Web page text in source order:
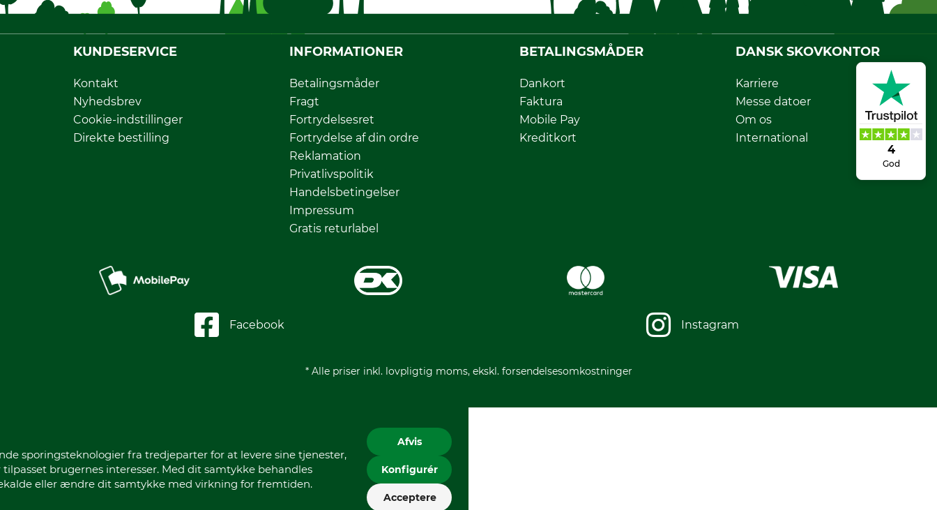
4
God
KUNDESERVICE
Kontakt
Nyhedsbrev
Cookie-indstillinger
Direkte bestilling
INFORMATIONER
Betalingsmåder
Fragt
Fortrydelsesret
Fortrydelse af din ordre
Reklamation
Privatlivspolitik
Handelsbetingelser
Impressum
Gratis returlabel
BETALINGSMÅDER
Dankort
Faktura
Mobile Pay
Kreditkort
DANSK SKOVKONTOR
Karriere
Messe datoer
Om os
International
Facebook Instagram
* Alle priser inkl. lovpligtig moms, ekskl. forsendelsesomkostninger
sporingsteknologier fra tredjeparter for at levere sine tjenester,
brugernes interesser. Med dit samtykke behandles
eller ændre dit samtykke med virkning for fremtiden.
Afvis
Konfigurér
Acceptere